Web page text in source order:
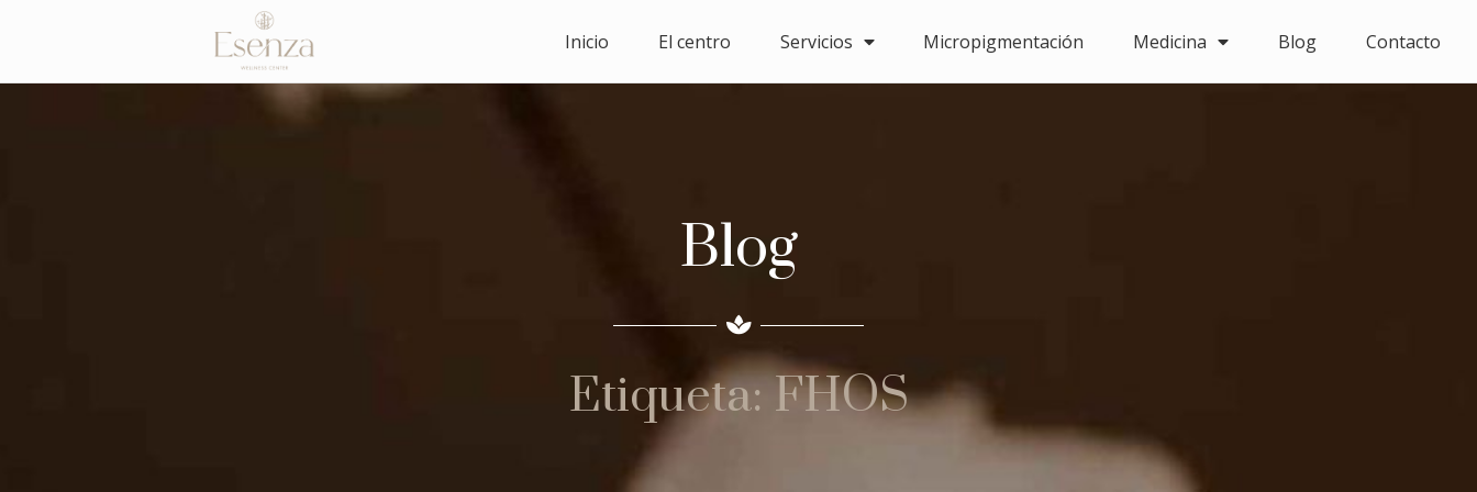
Inicio El centro Servicios Micropigmentación Medicina Blog Contacto
Blog
Etiqueta: FHOS